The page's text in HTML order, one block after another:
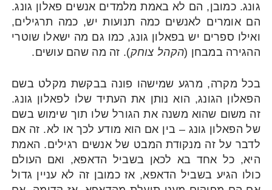
גונג. כמובן, הם לא באמת מלמדים אנשים פאלון גונג.
הם אומרים לאנשים כמה תנועות יש, כמה תרגילים,
ואילו ספרים יש בפאלון גונג, כמו גם מה ישאלו שוטרי
ההגירה במבחן (הקהל צוחק). זה מה שהם עושים.
בכל מקרה, מרגע שמישהו פונה בבקשת מקלט בשם
הפאלון הגונג, הוא נותן את העתיד שלו לפאלון גונג.
זה משום שהוא משנה את הגורל שלו תוך שימוש בשם
של הפאלון גונג – בין אם הוא מודע לכך או לא. זה אם
לדבר על זה מנקודת המבט של אנשים רגילים. האמת
היא, כל אחד בא לכאן בשביל הדאפא, ואם העולם
כולו הגיע בשביל הדאפא, אז כמובן זה לא עניין גדול